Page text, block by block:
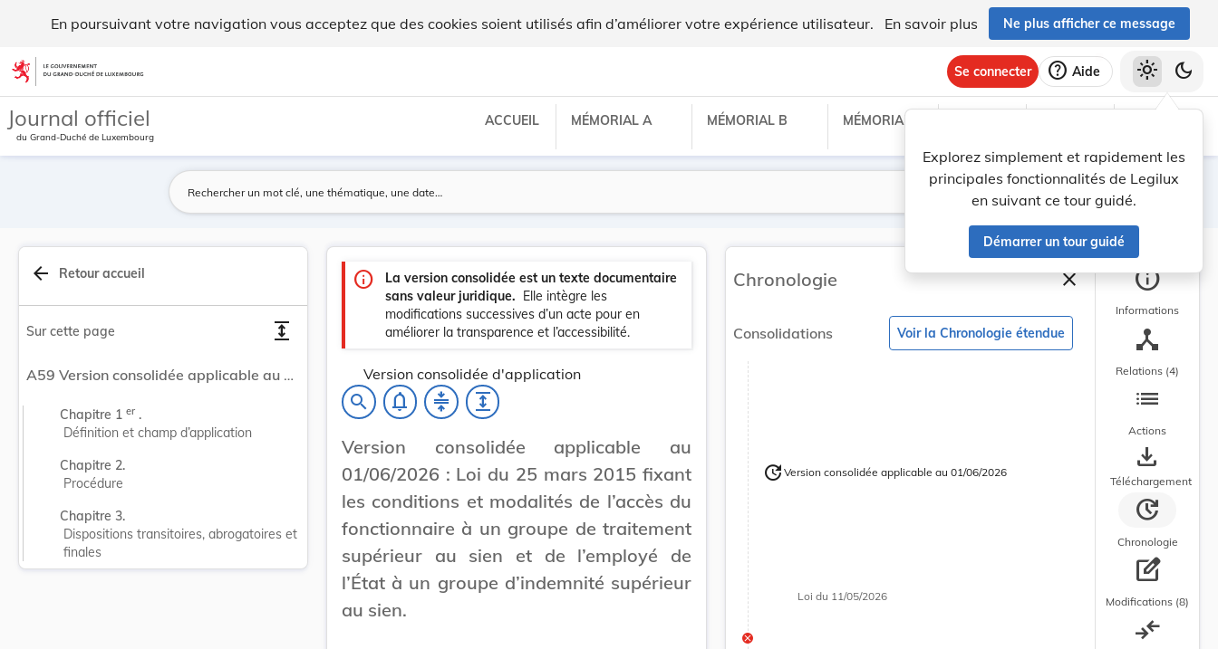
En poursuivant votre navigation vous acceptez que des cookies soient utilisés afin d’améliorer votre expérience utilisateur. En savoir plus Ne plus afficher ce message
Aller au contenu
Se connecter help Aide
Explorez simplement et rapidement les
principales fonctionnalités de Legilux
en suivant ce tour guidé.
Démarrer un tour guidé
light_mode dark_mode
Journal officiel
du Grand-Duché de Luxembourg
ACCUEIL MÉMORIAL A MÉMORIAL B MÉMORIAL C
Lancer la recherche
Filtres
arrow_back Retour accueil
Sur cette page expand
A59 Version consolidée applicable au 01/06/2026 : Loi du 25 mars 2015 fixant les conditions et modalités de l’accès du fonctionnaire à un groupe de traitement supérieur au sien et de l’employé de l’Etat à un groupe d’indemnité supérieur au sien.
Chapitre 1 er .
Définition et champ d’application
Chapitre 2.
Procédure
Chapitre 3.
Dispositions transitoires, abrogatoires et
finales
info
La version consolidée est un texte documentaire
sans valeur juridique. Elle intègre les
modifications successives d’un acte pour en
améliorer la transparence et l’accessibilité.
Version consolidée d'application
search notifications_none compress expand
Version consolidée applicable au
01/06/2026 : Loi du 25 mars 2015 fixant
les conditions et modalités de l’accès du
fonctionnaire à un groupe de traitement
supérieur au sien et de l’employé de
l’État à un groupe d’indemnité supérieur
au sien.
Chronologie closeFermer la barre
Consolidations Voir la Chronologie étendue
Version courante
Version consolidée en cours d’application
update Version consolidée applicable au 01/06/2026
Loidu 11/05/2026
info
Informations
device_hub
Relations (4)
list
Actions
save_alt
Téléchargement
update
Chronologie
edit_square
Modifications (8)
compare_arrows